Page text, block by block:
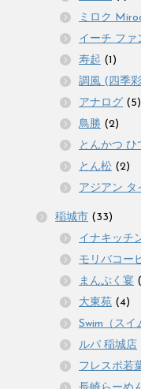
ミロク
イーチ ファ
寿起 (1)
調風 (四季
アナログ (5)
鳥勝 (2)
とんかつ ひ
とん松 (2)
アジアン タ
稲城市 (33)
イナキッチ
モリバコー
まんぷく宴
大東苑 (4)
Swim（スイ
ルパ 稲城店
フレスポ若